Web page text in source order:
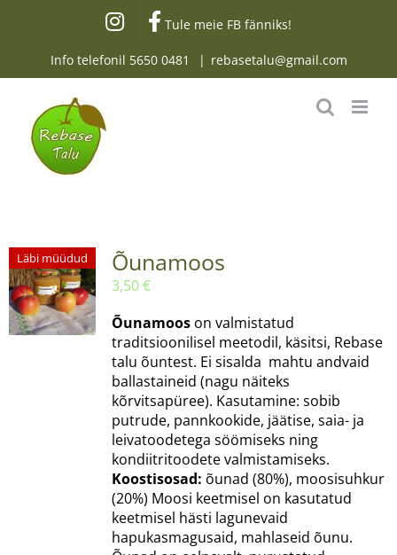
Tule meie FB fänniks!
Info telefonil 5650 0481 | rebasetalu@gmail.com
Läbi müüdud Õunamoos
3,50€
Õunamooson valmistatud
traditsioonilisel meetodil, käsitsi, Rebase
talu õuntest. Ei sisalda mahtu andvaid
ballastaineid (nagu näiteks
kõrvitsapüree). Kasutamine: sobib
putrude, pannkookide, jäätise, saia- ja
leivatoodetega söömiseks ning
kondiitritoodete valmistamiseks.
Koostisosad: õunad (80%), moosisuhkur
(20%) Moosi keetmisel on kasutatud
keetmisel hästi lagunevaid
hapukasmagusaid, mahlaseid õunu.